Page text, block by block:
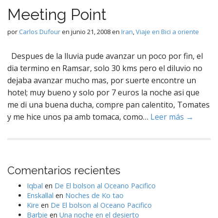
Meeting Point
por Carlos Dufouren junio 21, 2008en Iran,Viaje en Bici a oriente
Despues de la lluvia pude avanzar un poco por fin, el
dia termino en Ramsar, solo 30 kms pero el diluvio no
dejaba avanzar mucho mas, por suerte encontre un
hotel; muy bueno y solo por 7 euros la noche asi que
me di una buena ducha, compre pan calentito, Tomates
y me hice unos pa amb tomaca, como… Leer más →
Comentarios recientes
Iqbal en De El bolson al Oceano Pacifico
Enskallal en Noches de Ko tao
Kire en De El bolson al Oceano Pacifico
Barbie en Una noche en el desierto